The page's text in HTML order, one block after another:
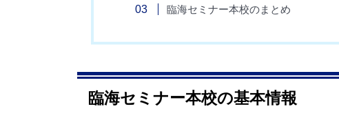
臨海セミナー本校のまとめ
臨海セミナー本校の基本情報